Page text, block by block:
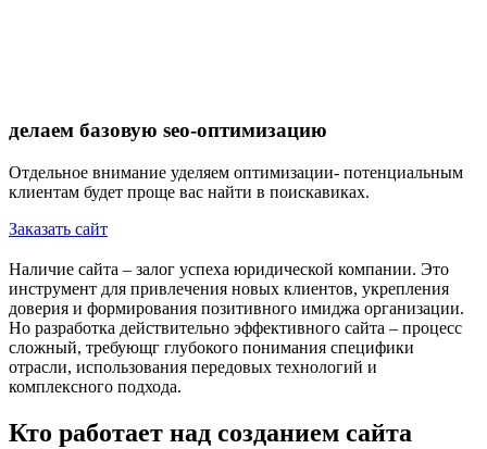
делаем базовую seo-оптимизацию
Отдельное внимание уделяем оптимизации- потенциальным
клиентам будет проще вас найти в поискавиках.
Заказать сайт
Наличие сайта – залог успеха юридической компании. Это
инструмент для привлечения новых клиентов, укрепления
доверия и формирования позитивного имиджа организации.
Но разработка действительно эффективного сайта – процесс
сложный, требующг глубокого понимания специфики
отрасли, использования передовых технологий и
комплексного подхода.
Кто работает над созданием сайта